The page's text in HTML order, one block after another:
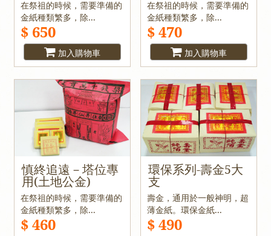
在祭祖的時候，需要準備的
金紙種類繁多，除...
$ 650
加入購物車
在祭祖的時候，需要準備的
金紙種類繁多，除...
$ 470
加入購物車
慎終追遠－塔位專
用(土地公金)
在祭祖的時候，需要準備的
金紙種類繁多，除...
$ 460
環保系列-壽金5大
支
壽金，通用於一般神明，超
薄金紙。環保金紙...
$ 490